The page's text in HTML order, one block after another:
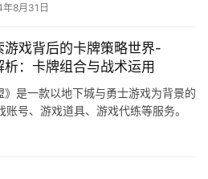
8月31日
游戏背后的卡牌策略世界-
析：卡牌组合与战术运用
是一款以地下城与勇士游戏为背景的
号、游戏道具、游戏代练等服务。